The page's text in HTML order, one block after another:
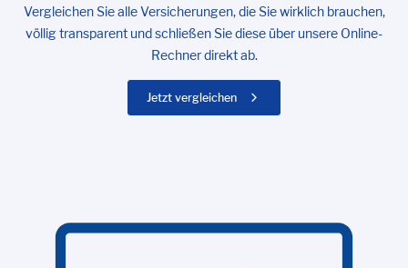
Vergleichen Sie alle Versicherungen, die Sie wirklich brauchen,
völlig transparent und schließen Sie diese über unsere Online-
Rechner direkt ab.
Jetzt vergleichen